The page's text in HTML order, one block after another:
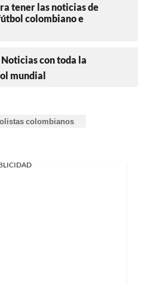
tener las noticias de
colombiano e
Noticias con toda la
mundial
colombianos